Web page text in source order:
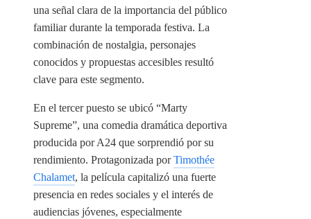
una señal clara de la importancia del público
familiar durante la temporada festiva. La
combinación de nostalgia, personajes
conocidos y propuestas accesibles resultó
clave para este segmento.
En el tercer puesto se ubicó “Marty
Supreme”, una comedia dramática deportiva
producida por A24 que sorprendió por su
rendimiento. Protagonizada porTimothée
Chalamet, la película capitalizó una fuerte
presencia en redes sociales y el interés de
audiencias jóvenes, especialmente